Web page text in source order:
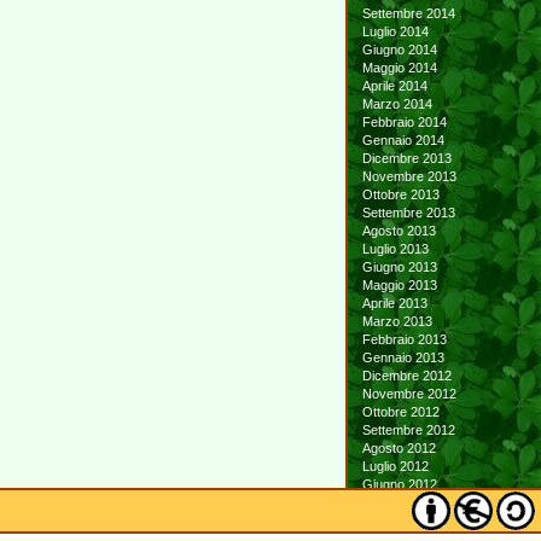
Settembre 2014
Luglio 2014
Giugno 2014
Maggio 2014
Aprile 2014
Marzo 2014
Febbraio 2014
Gennaio 2014
Dicembre 2013
Novembre 2013
Ottobre 2013
Settembre 2013
Agosto 2013
Luglio 2013
Giugno 2013
Maggio 2013
Aprile 2013
Marzo 2013
Febbraio 2013
Gennaio 2013
Dicembre 2012
Novembre 2012
Ottobre 2012
Settembre 2012
Agosto 2012
Luglio 2012
Giugno 2012
Maggio 2012
Aprile 2012